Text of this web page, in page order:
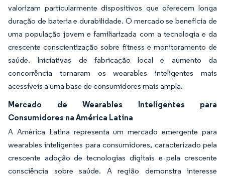
valorizam particularmente dispositivos que oferecem longa
duração de bateria e durabilidade. O mercado se beneficia de
uma população jovem e familiarizada com a tecnologia e da
crescente conscientização sobre fitness e monitoramento de
saúde. Iniciativas de fabricação local e aumento da
concorrência tornaram os wearables inteligentes mais
acessíveis a uma base de consumidores mais ampla.
Mercado de Wearables Inteligentes para
Consumidores na América Latina
A América Latina representa um mercado emergente para
wearables inteligentes para consumidores, caracterizado pela
crescente adoção de tecnologias digitais e pela crescente
consciência sobre saúde. A região demonstra interesse